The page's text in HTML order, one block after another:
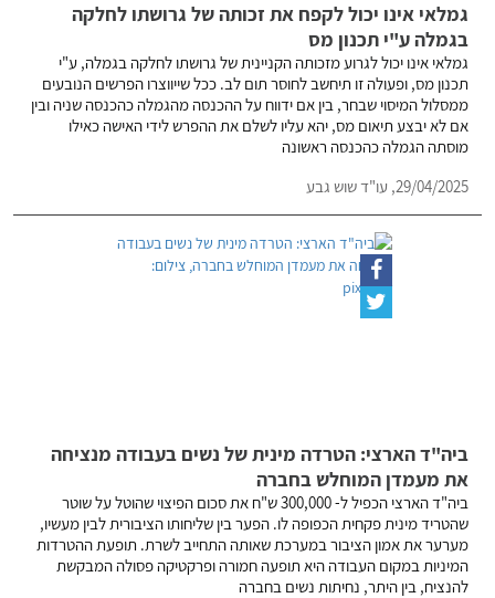
גמלאי אינו יכול לקפח את זכותה של גרושתו לחלקה
בגמלה ע"י תכנון מס
גמלאי אינו יכול לגרוע מזכותה הקניינית של גרושתו לחלקה בגמלה, ע"י
תכנון מס, ופעולה זו תיחשב לחוסר תום לב. ככל שייווצרו הפרשים הנובעים
ממסלול המיסוי שבחר, בין אם ידווח על ההכנסה מהגמלה כהכנסה שניה ובין
אם לא יבצע תיאום מס, יהא עליו לשלם את ההפרש לידי האישה כאילו
מוסתה הגמלה כהכנסה ראשונה
29/04/2025, עו"ד שוש גבע
ביה"ד הארצי: הטרדה מינית של נשים בעבודה מנציחה
את מעמדן המוחלש בחברה
ביה"ד הארצי הכפיל ל- 300,000 ש"ח את סכום הפיצוי שהוטל על שוטר
שהטריד מינית פקחית הכפופה לו. הפער בין שליחותו הציבורית לבין מעשיו,
מערער את אמון הציבור במערכת שאותה התחייב לשרת. תופעת ההטרדות
המיניות במקום העבודה היא תופעה חמורה ופרקטיקה פסולה המבקשת
להנציח, בין היתר, נחיתות נשים בחברה